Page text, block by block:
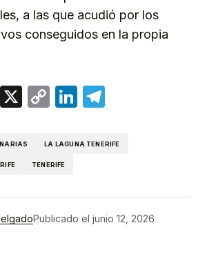
a las que acudió por los
conseguidos en la propia
WhatsApp
X
CopyLinkedIn
LA LAGUNA TENERIFE
TENERIFE
Publicado el junio 12, 2026